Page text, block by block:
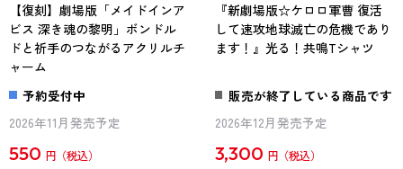
【復刻】劇場版「メイドインア
ビス 深き魂の黎明」ボンドル
ドと祈手のつながるアクリルチ
ャーム
予約受付中
2026年11月発売予定
550 円
『新劇場版☆ケロロ軍曹 復活
して速攻地球滅亡の危機であり
ます！』光る！共鳴Tシャツ
販売が終了している商品です
2026年12月発売予定
3,300 円